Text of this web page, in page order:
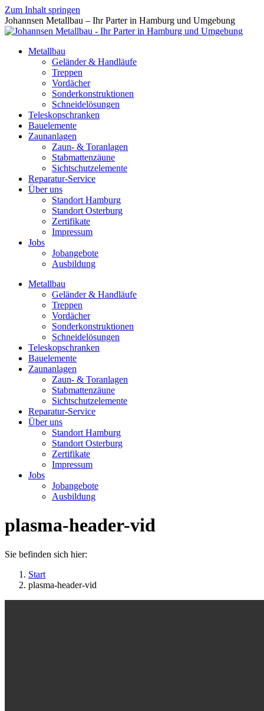
Zum Inhalt springen
Johannsen Metallbau – Ihr Parter in Hamburg und Umgebung
Metallbau
Geländer & Handläufe
Treppen
Vordächer
Sonderkonstruktionen
Schneidelösungen
Teleskopschranken
Bauelemente
Zaunanlagen
Zaun- & Toranlagen
Stabmattenzäune
Sichtschutzelemente
Reparatur-Service
Über uns
Standort Hamburg
Standort Osterburg
Zertifikate
Impressum
Jobs
Jobangebote
Ausbildung
Metallbau
Geländer & Handläufe
Treppen
Vordächer
Sonderkonstruktionen
Schneidelösungen
Teleskopschranken
Bauelemente
Zaunanlagen
Zaun- & Toranlagen
Stabmattenzäune
Sichtschutzelemente
Reparatur-Service
Über uns
Standort Hamburg
Standort Osterburg
Zertifikate
Impressum
Jobs
Jobangebote
Ausbildung
plasma-header-vid
Sie befinden sich hier:
Start
plasma-header-vid